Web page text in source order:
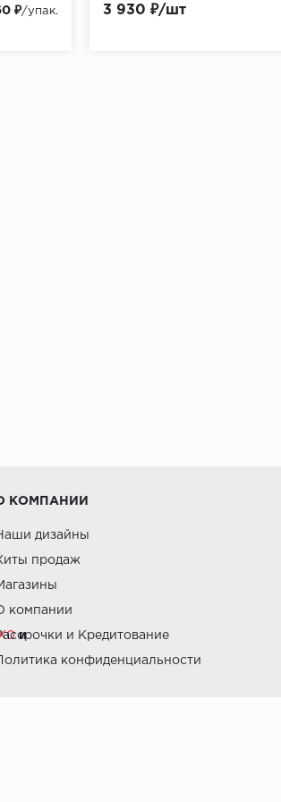
₽/упак. 3 930 ₽/шт
и
КОМПАНИИ
дизайны
продаж
компании
и Кредитование
Политика конфиденциальности